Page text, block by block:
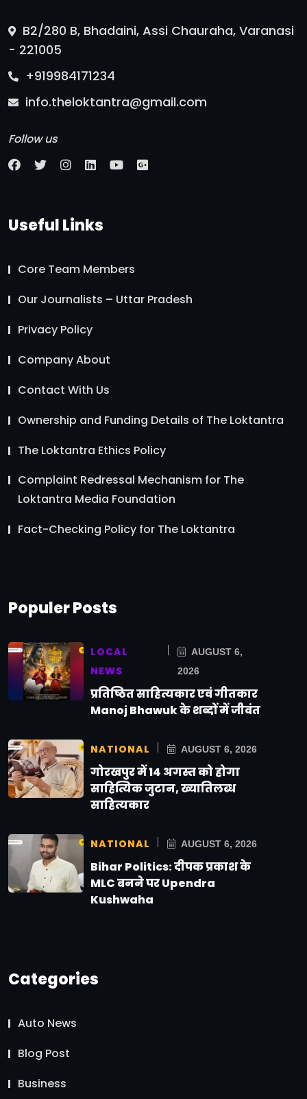
B2/280 B, Bhadaini, Assi Chauraha, Varanasi
- 221005
+919984171234
info.theloktantra@gmail.com
Follow us
Useful Links
Core Team Members
Our Journalists – Uttar Pradesh
Privacy Policy
Company About
Contact With Us
Ownership and Funding Details of The Loktantra
The Loktantra Ethics Policy
Complaint Redressal Mechanism for The
Loktantra Media Foundation
Fact-Checking Policy for The Loktantra
Populer Posts
LOCAL
NEWS
AUGUST 6,
2026
प्रतिष्ठित साहित्यकार एवं गीतकार
Manoj Bhawuk के शब्दों में जीवंत
NATIONAL AUGUST 6, 2026
गोरखपुर में 14 अगस्त को होगा
साहित्यिक जुटान, ख्यातिलब्ध
साहित्यकार
NATIONAL AUGUST 6, 2026
Bihar Politics: दीपक प्रकाश के
MLC बनने पर Upendra
Kushwaha
Categories
Auto News
Blog Post
Business